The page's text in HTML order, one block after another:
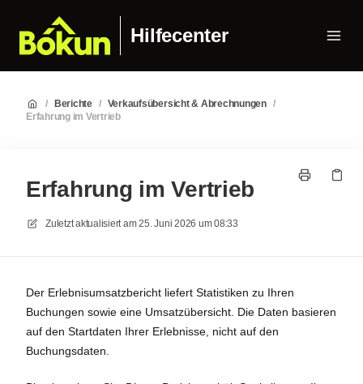
Hilfecenter
/ Berichte / Verkaufsübersicht & Abrechnungen /
Erfahrung im Vertrieb
Erfahrung im Vertrieb
Zuletzt aktualisiert am25. Juni 2026 um 08:33
Der Erlebnisumsatzbericht liefert Statistiken zu Ihren
Buchungen sowie eine Umsatzübersicht. Die Daten basieren
auf den Startdaten Ihrer Erlebnisse, nicht auf den
Buchungsdaten.